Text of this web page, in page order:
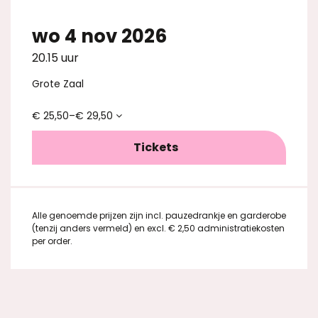
wo 4 nov 2026
20.15 uur
Grote Zaal
€ 25,50–€ 29,50
Tickets
Alle genoemde prijzen zijn incl. pauzedrankje en garderobe
(tenzij anders vermeld) en excl. € 2,50 administratiekosten
per order.